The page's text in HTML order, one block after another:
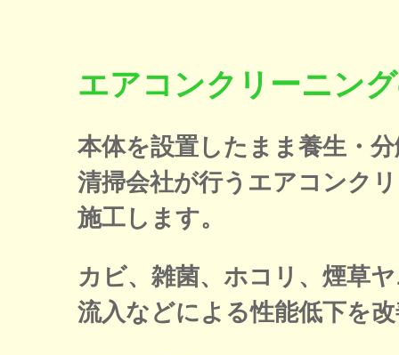
エアコンクリーニン
本体を設置したまま養生・
清掃会社が行うエアコンク
施工します。
カビ、雑菌、ホコリ、煙草
流入などによる性能低下を